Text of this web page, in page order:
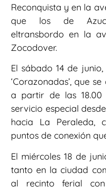
Reconquista y en la
que los de
eltransbordo en la
Zocodover.
El sábado 14 de
‘Corazonadas’, que
a partir de las
servicio especial
hacia La Peraleda,
puntos de conexión
El miércoles 18 de
tanto en la ciudad
al recinto ferial